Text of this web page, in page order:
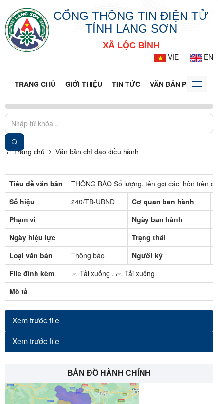
CỔNG THÔNG TIN ĐIỆN TỬ
TỈNH LẠNG SƠN
XÃ LỘC BÌNH
VIE
EN
TRANG CHỦ GIỚI THIỆU TIN TỨC VĂN BẢN PHÁPToggle
Trang chủ Văn bản chỉ đạo điều hành
Tiêu đề văn bản
THÔNG BÁO Số lượng, tên gọi các thôn trên
Số hiệu
240/TB-UBND
Cơ quan ban hành
Phạm vi
Ngày ban hành
Ngày hiệu lực
Trạng thái
Loại văn bản
Thông báo Người ký
File đính kèm
Tải xuống ,
Tải xuống
Mô tả
Xem trước file
Xem trước file
BẢN ĐỒ HÀNH CHÍNH